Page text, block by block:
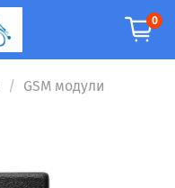
0
GSM модули